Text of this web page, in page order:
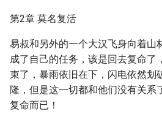
第2章 莫名复活
易叔和另外的一个大汉飞身向着山
成了自己的任务，该是回去复命了
束了，暴雨依旧在下，闪电依然划
隆，但是这一切都和他们没有关系
复命而已！